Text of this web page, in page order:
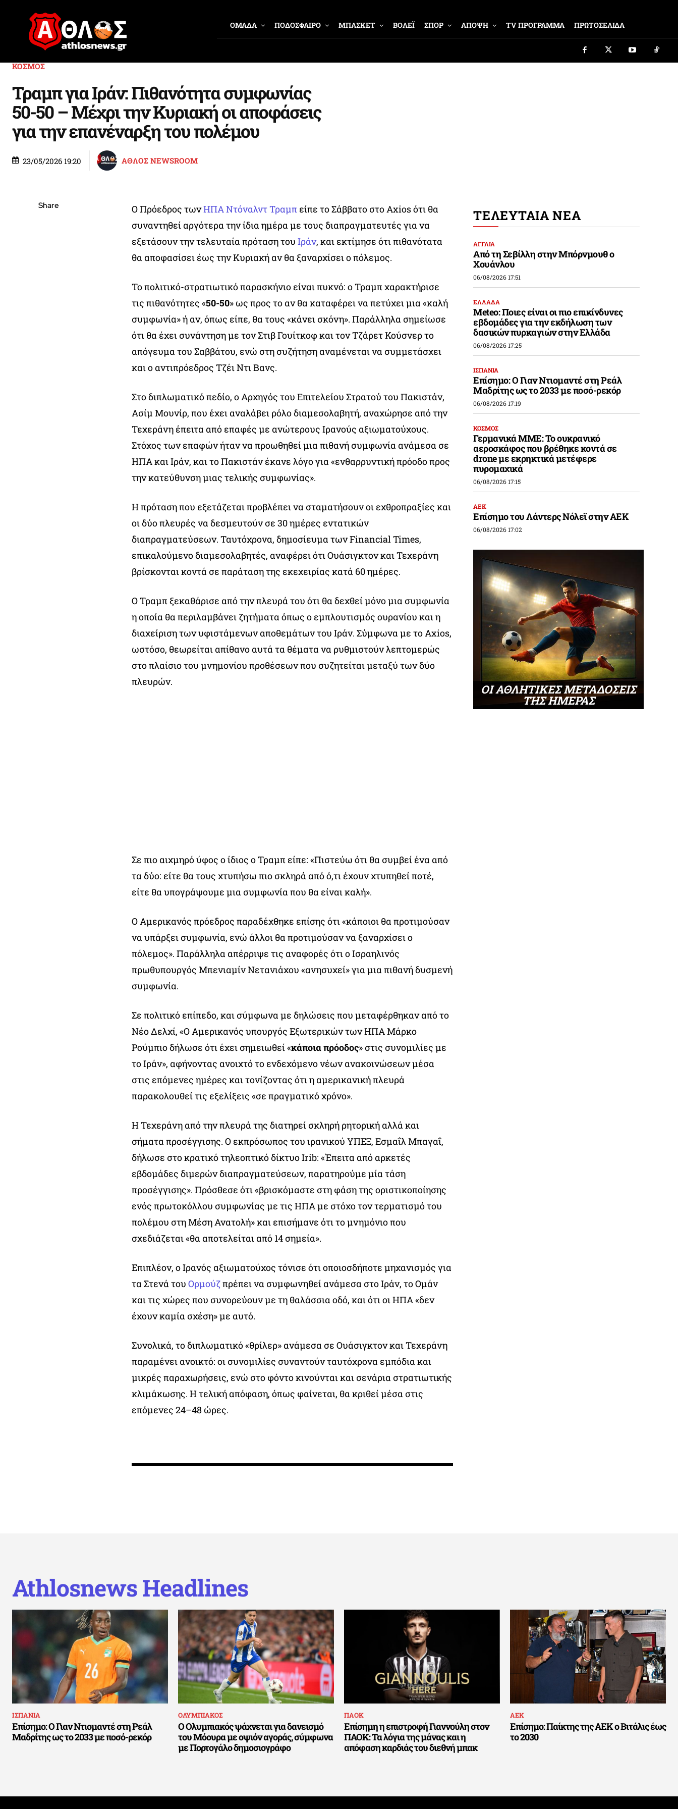
ΟΜΑΔΑ ΠΟΔΟΣΦΑΙΡΟ ΜΠΑΣΚΕΤ ΒΟΛΕΪ ΣΠΟΡ ΑΠΟΨΗ TV ΠΡΟΓΡΑΜΜΑ ΠΡΩΤΟΣΕΛΙΔΑ
ΚΟΣΜΟΣ
Τραμπ για Ιράν: Πιθανότητα συμφωνίας
50-50 – Μέχρι την Κυριακή οι αποφάσεις
για την επανέναρξη του πολέμου
23/05/2026 19:20 ΑΘΛΟΣ NEWSROOM
Share Ο Πρόεδρος τωνΗΠΑΝτόναλντ Τραμπείπε το Σάββατο στο Axios ότι θα
συναντηθεί αργότερα την ίδια ημέρα με τους διαπραγματευτές για να
εξετάσουν την τελευταία πρόταση του Ιράν, και εκτίμησε ότι πιθανότατα
θα αποφασίσει έως την Κυριακή αν θα ξαναρχίσει ο πόλεμος.
Το πολιτικό-στρατιωτικό παρασκήνιο είναι πυκνό: ο Τραμπ χαρακτήρισε
τις πιθανότητες «50-50» ως προς το αν θα καταφέρει να πετύχει μια «καλή
συμφωνία» ή αν, όπως είπε, θα τους «κάνει σκόνη». Παράλληλα σημείωσε
ότι θα έχει συνάντηση με τον Στιβ Γουίτκοφ και τον Τζάρετ Κούσνερ το
απόγευμα του Σαββάτου, ενώ στη συζήτηση αναμένεται να συμμετάσχει
και ο αντιπρόεδρος Τζέι Ντι Βανς.
Στο διπλωματικό πεδίο, ο Αρχηγός του Επιτελείου Στρατού του Πακιστάν,
Ασίμ Μουνίρ, που έχει αναλάβει ρόλο διαμεσολαβητή, αναχώρησε από την
Τεχεράνη έπειτα από επαφές με ανώτερους Ιρανούς αξιωματούχους.
Στόχος των επαφών ήταν να προωθηθεί μια πιθανή συμφωνία ανάμεσα σε
ΗΠΑ και Ιράν, και το Πακιστάν έκανε λόγο για «ενθαρρυντική πρόοδο προς
την κατεύθυνση μιας τελικής συμφωνίας».
Η πρόταση που εξετάζεται προβλέπει να σταματήσουν οι εχθροπραξίες και
οι δύο πλευρές να δεσμευτούν σε 30 ημέρες εντατικών
διαπραγματεύσεων. Ταυτόχρονα, δημοσίευμα των Financial Times,
επικαλούμενο διαμεσολαβητές, αναφέρει ότι Ουάσιγκτον και Τεχεράνη
βρίσκονται κοντά σε παράταση της εκεχειρίας κατά 60 ημέρες.
Ο Τραμπ ξεκαθάρισε από την πλευρά του ότι θα δεχθεί μόνο μια συμφωνία
η οποία θα περιλαμβάνει ζητήματα όπως ο εμπλουτισμός ουρανίου και η
διαχείριση των υφιστάμενων αποθεμάτων του Ιράν. Σύμφωνα με το Axios,
ωστόσο, θεωρείται απίθανο αυτά τα θέματα να ρυθμιστούν λεπτομερώς
στο πλαίσιο του μνημονίου προθέσεων που συζητείται μεταξύ των δύο
πλευρών.
Σε πιο αιχμηρό ύφος ο ίδιος ο Τραμπ είπε: «Πιστεύω ότι θα συμβεί ένα από
τα δύο: είτε θα τους χτυπήσω πιο σκληρά από ό,τι έχουν χτυπηθεί ποτέ,
είτε θα υπογράψουμε μια συμφωνία που θα είναι καλή».
Ο Αμερικανός πρόεδρος παραδέχθηκε επίσης ότι «κάποιοι θα προτιμούσαν
να υπάρξει συμφωνία, ενώ άλλοι θα προτιμούσαν να ξαναρχίσει ο
πόλεμος». Παράλληλα απέρριψε τις αναφορές ότι ο Ισραηλινός
πρωθυπουργός Μπενιαμίν Νετανιάχου «ανησυχεί» για μια πιθανή δυσμενή
συμφωνία.
Σε πολιτικό επίπεδο, και σύμφωνα με δηλώσεις που μεταφέρθηκαν από το
Νέο Δελχί, «Ο Αμερικανός υπουργός Εξωτερικών των ΗΠΑ Μάρκο
Ρούμπιο δήλωσε ότι έχει σημειωθεί «κάποια πρόοδος» στις συνομιλίες με
το Ιράν», αφήνοντας ανοιχτό το ενδεχόμενο νέων ανακοινώσεων μέσα
στις επόμενες ημέρες και τονίζοντας ότι η αμερικανική πλευρά
παρακολουθεί τις εξελίξεις «σε πραγματικό χρόνο».
Η Τεχεράνη από την πλευρά της διατηρεί σκληρή ρητορική αλλά και
σήματα προσέγγισης. Ο εκπρόσωπος του ιρανικού ΥΠΕΞ, Εσμαΐλ Μπαγαΐ,
δήλωσε στο κρατικό τηλεοπτικό δίκτυο Irib: «Έπειτα από αρκετές
εβδομάδες διμερών διαπραγματεύσεων, παρατηρούμε μία τάση
προσέγγισης». Πρόσθεσε ότι «βρισκόμαστε στη φάση της οριστικοποίησης
ενός πρωτοκόλλου συμφωνίας με τις ΗΠΑ με στόχο τον τερματισμό του
πολέμου στη Μέση Ανατολή» και επισήμανε ότι το μνημόνιο που
σχεδιάζεται «θα αποτελείται από 14 σημεία».
Επιπλέον, ο Ιρανός αξιωματούχος τόνισε ότι οποιοσδήποτε μηχανισμός για
τα Στενά του Ορμούζπρέπει να συμφωνηθεί ανάμεσα στο Ιράν, το Ομάν
και τις χώρες που συνορεύουν με τη θαλάσσια οδό, και ότι οι ΗΠΑ «δεν
έχουν καμία σχέση» με αυτό.
Συνολικά, το διπλωματικό «θρίλερ» ανάμεσα σε Ουάσιγκτον και Τεχεράνη
παραμένει ανοικτό: οι συνομιλίες συναντούν ταυτόχρονα εμπόδια και
μικρές παραχωρήσεις, ενώ στο φόντο κινούνται και σενάρια στρατιωτικής
κλιμάκωσης. Η τελική απόφαση, όπως φαίνεται, θα κριθεί μέσα στις
επόμενες 24–48 ώρες.
ΤΕΛΕΥΤΑΙΑ ΝΕΑ
ΑΓΓΛΙΑ
Από τη Σεβίλλη στην Μπόρνμουθ ο
Χουάνλου
06/08/2026 17:51
ΕΛΛΑΔΑ
Meteo: Ποιες είναι οι πιο επικίνδυνες
εβδομάδες για την εκδήλωση των
δασικών πυρκαγιών στην Ελλάδα
06/08/2026 17:25
ΙΣΠΑΝΙΑ
Επίσημο: Ο Γιαν Ντιομαντέ στη Ρεάλ
Μαδρίτης ως το 2033 με ποσό-ρεκόρ
06/08/2026 17:19
ΚΟΣΜΟΣ
Γερμανικά ΜΜΕ: Το ουκρανικό
αεροσκάφος που βρέθηκε κοντά σε
drone με εκρηκτικά μετέφερε
πυρομαχικά
06/08/2026 17:15
ΑΕΚ
Επίσημο του Λάντερς Νόλεϊ στην ΑΕΚ
06/08/2026 17:02
ΟΙ ΑΘΛΗΤΙΚΕΣ ΜΕΤΑΔΟΣΕΙΣ
ΤΗΣ ΗΜΕΡΑΣ
Athlosnews Headlines
ΙΣΠΑΝΙΑ
Επίσημο: Ο Γιαν Ντιομαντέ στη Ρεάλ
Μαδρίτης ως το 2033 με ποσό-ρεκόρ
ΟΛΥΜΠΙΑΚΟΣ
Ο Ολυμπιακός ψάχνεται για δανεισμό
του Μόουρα με οψιόν αγοράς, σύμφωνα
με Πορτογάλο δημοσιογράφο
ΠΑΟΚ
Επίσημη η επιστροφή Γιαννούλη στον
ΠΑΟΚ: Τα λόγια της μάνας και η
απόφαση καρδιάς του διεθνή μπακ
ΑΕΚ
Επίσημο: Παίκτης της ΑΕΚ ο Βιτάλις έως
το 2030